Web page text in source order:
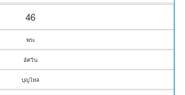
46
พระ
อัศวิน
บุญไหล